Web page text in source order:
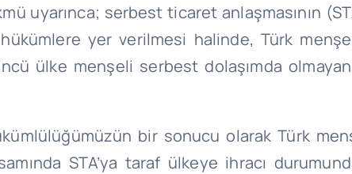
uyarınca; serbest ticaret anlaşmasının
yer verilmesi halinde, Türk
ülke menşeli serbest dolaşımda
bir sonucu olarak Türk
STA’ya taraf ülkeye ihracı